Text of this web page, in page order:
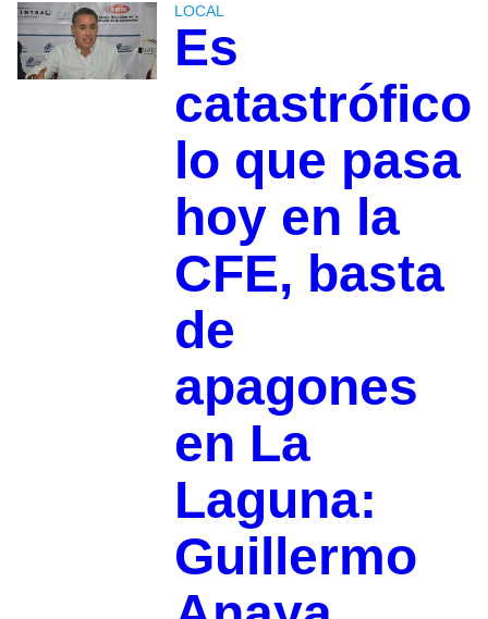
LOCAL
Es
catastrófico
lo que pasa
hoy en la
CFE, basta
de
apagones
en La
Laguna:
Guillermo